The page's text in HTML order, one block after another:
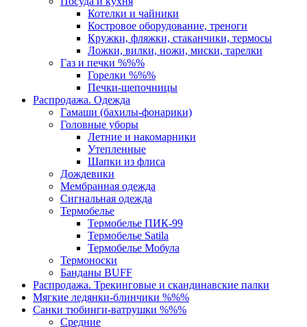
Котелки и чайники
Костровое оборудование, треноги
Кружки, фляжки, стаканчики, термосы
Ложки, вилки, ножи, миски, тарелки
Газ и печки %%%
Горелки %%%
Печки-щепочницы
Распродажа. Одежда
Гамаши (бахилы-фонарики)
Головные уборы
Летние и накомарники
Утепленные
Шапки из флиса
Дождевики
Мембранная одежда
Сигнальная одежда
Термобелье
Термобелье ПИК-99
Термобелье Satila
Термобелье Мобула
Термоноски
Банданы BUFF
Распродажа. Трекинговые и скандинавские палки
Мягкие ледянки-блинчики %%%
Санки тюбинги-ватрушки %%%
Средние